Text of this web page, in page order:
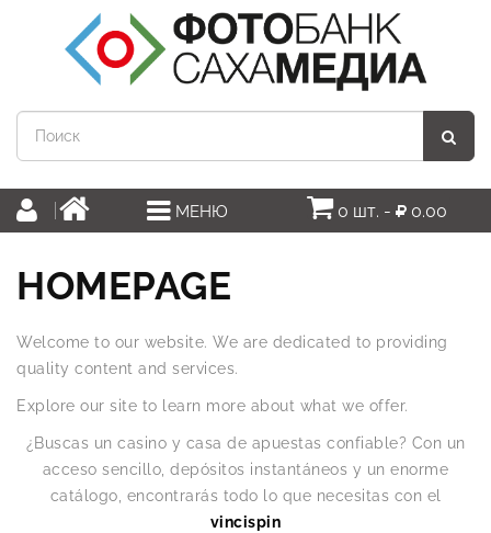
МЕНЮ 0 шт. - 0.00
HOMEPAGE
Welcome to our website. We are dedicated to providing
quality content and services.
Explore our site to learn more about what we offer.
¿Buscas un casino y casa de apuestas confiable? Con un
acceso sencillo, depósitos instantáneos y un enorme
catálogo, encontrarás todo lo que necesitas con el
vincispin